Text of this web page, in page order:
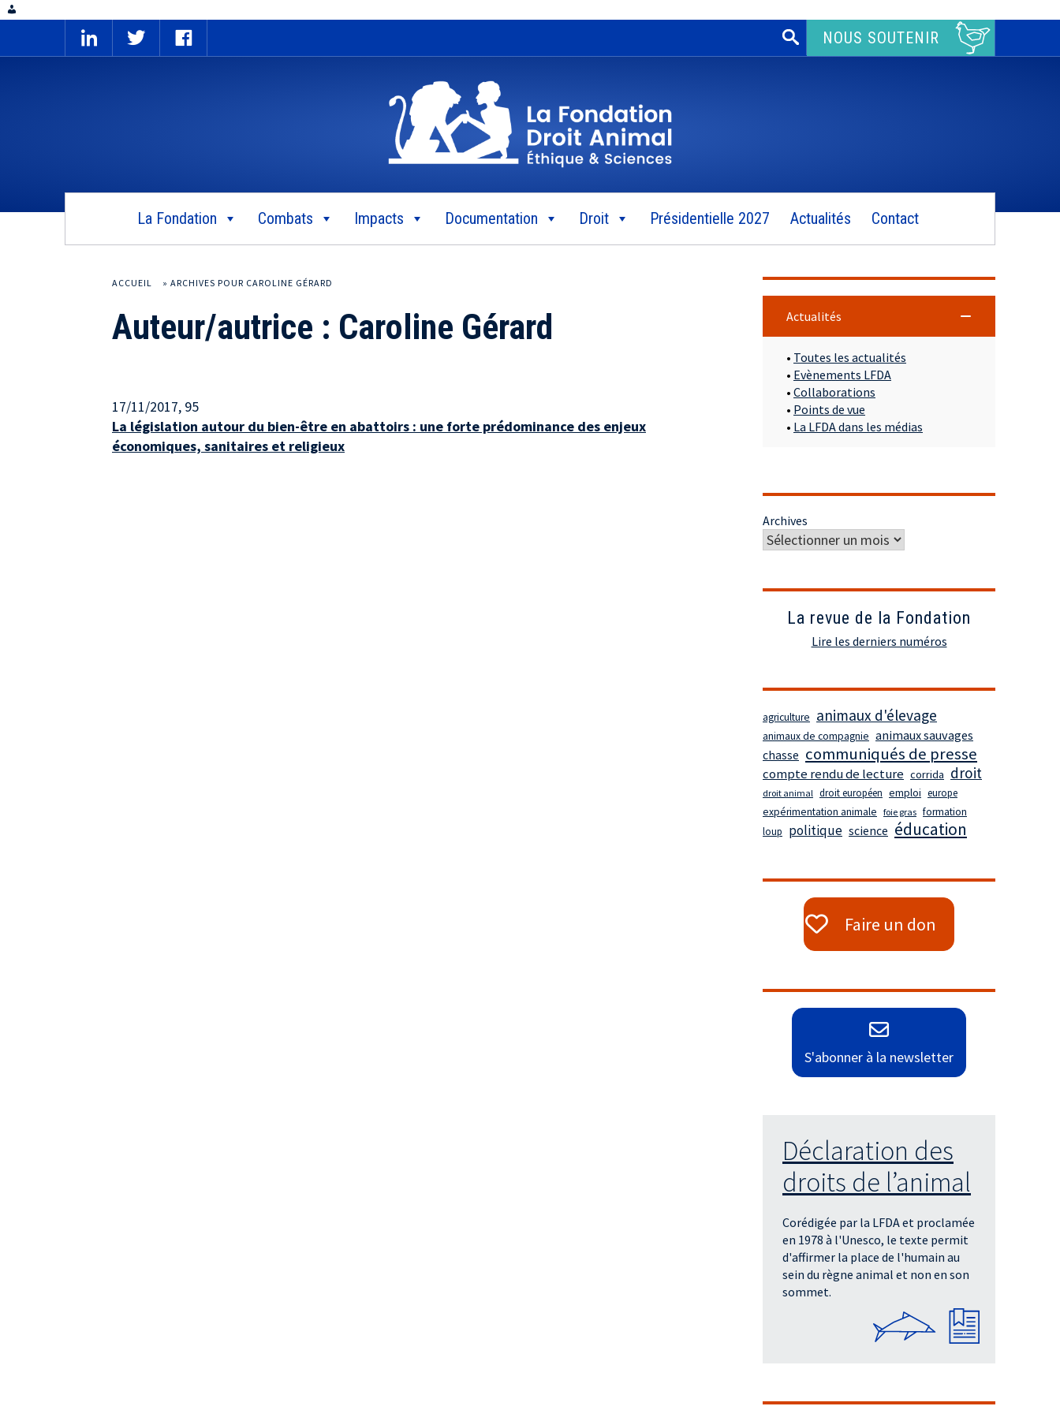
Rechercher :NOUS SOUTENIR
La Fondation Combats Impacts Documentation Droit Présidentielle 2027 Actualités Contact
ACCUEIL » ARCHIVES POUR CAROLINE GÉRARD
Auteur/autrice : Caroline Gérard
17/11/2017, 95
La législation autour du bien-être en abattoirs : une forte prédominance des enjeux
économiques, sanitaires et religieux
Actualités
• Toutes les actualités
• Evènements LFDA
• Collaborations
• Points de vue
• La LFDA dans les médias
Archives
La revue de la Fondation
Lire les derniers numéros
agriculture animaux d'élevage
animaux de compagnie animaux sauvages
chasse communiqués de presse
compte rendu de lecture corrida droit
droit animal droit européen emploi europe
expérimentation animale foie gras formation
loup politique science éducation
Faire un don
S'abonner à la newsletter
Déclaration des
droits de l’animal
Corédigée par la LFDA et proclamée
en 1978 à l'Unesco, le texte permit
d'affirmer la place de l'humain au
sein du règne animal et non en son
sommet.